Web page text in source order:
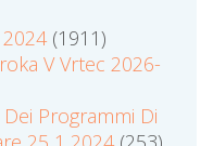
(1911)
V Vrtec 2026-
Programmi Di